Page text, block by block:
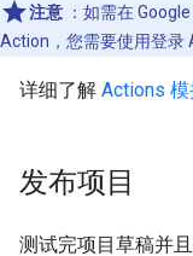
注意 ：如需在
Action，您需要使用登录
详细了解 Actions 模
发布项目
测试完项目草稿并